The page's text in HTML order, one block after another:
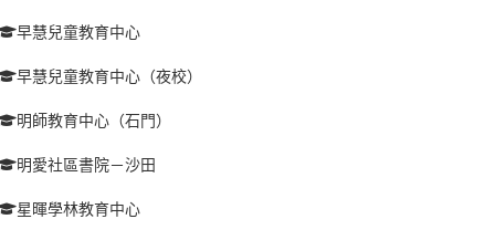
早慧兒童教育中心
早慧兒童教育中心（夜校）
明師教育中心（石門）
明愛社區書院－沙田
星暉學林教育中心